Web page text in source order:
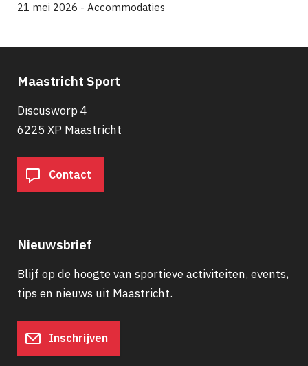
21 mei 2026 - Accommodaties
Maastricht Sport
Discusworp 4
6225 XP Maastricht
Contact
Nieuwsbrief
Blijf op de hoogte van sportieve activiteiten, events,
tips en nieuws uit Maastricht.
Inschrijven